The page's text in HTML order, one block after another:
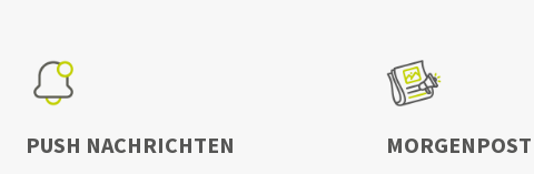
PUSH NACHRICHTEN MORGENPOST